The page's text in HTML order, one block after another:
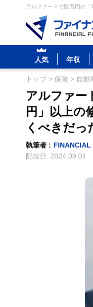
アルファードで数万円の
人気 年収
トップ> 保険 > 自動
アルファー
円」以上の
くべきだっ
執筆者 : FINANCIAL
配信日: 2024.09.01